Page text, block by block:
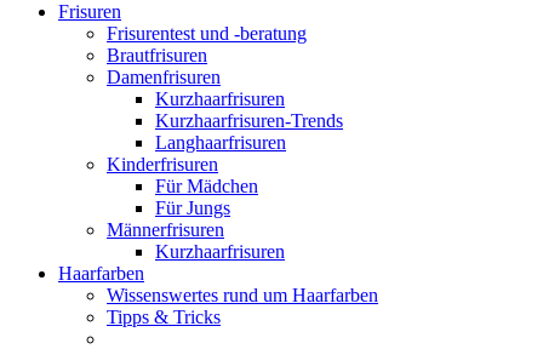
Frisuren
Frisurentest und -beratung
Brautfrisuren
Damenfrisuren
Kurzhaarfrisuren
Kurzhaarfrisuren-Trends
Langhaarfrisuren
Kinderfrisuren
Für Mädchen
Für Jungs
Männerfrisuren
Kurzhaarfrisuren
Haarfarben
Wissenswertes rund um Haarfarben
Tipps & Tricks